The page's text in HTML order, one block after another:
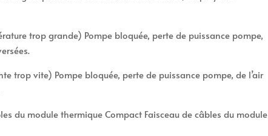
trop grande) Pompe bloquée, perte de puissance pompe,
trop vite) Pompe bloquée, perte de puissance pompe, de l’air
du module thermique Compact Faisceau de câbles du module